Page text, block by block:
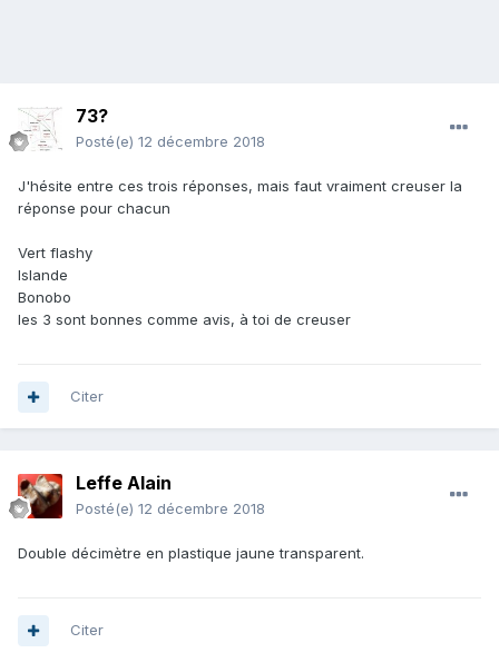
73?
Posté(e) 12 décembre 2018
J'hésite entre ces trois réponses, mais faut vraiment creuser la
réponse pour chacun
Vert flashy
Islande
Bonobo
les 3 sont bonnes comme avis, à toi de creuser
Citer
Leffe Alain
Posté(e) 12 décembre 2018
Double décimètre en plastique jaune transparent.
Citer